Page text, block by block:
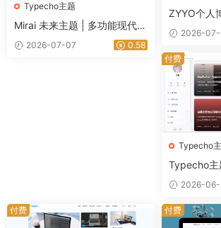
Typecho主题
Mirai 未来主题 | 多功能现代化
的Typecho内容管理主题-星途
资源网
2026-07-07 0.58
ZYYO个人
轻量化的
cho主题
2026-
Typecho
Typecho主
0｜星途资
2026-
付费
付费 付费